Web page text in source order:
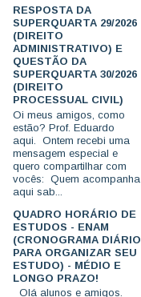
RESPOSTA DA
SUPERQUARTA 29/2026
(DIREITO
ADMINISTRATIVO) E
QUESTÃO DA
SUPERQUARTA 30/2026
(DIREITO
PROCESSUAL CIVIL)
Oi meus amigos, como
estão? Prof. Eduardo
aqui. Ontem recebi uma
mensagem especial e
quero compartilhar com
vocês: Quem acompanha
aqui sab...
QUADRO HORÁRIO DE
ESTUDOS - ENAM
(CRONOGRAMA DIÁRIO
PARA ORGANIZAR SEU
ESTUDO) - MÉDIO E
LONGO PRAZO!
Olá alunos e amigos.